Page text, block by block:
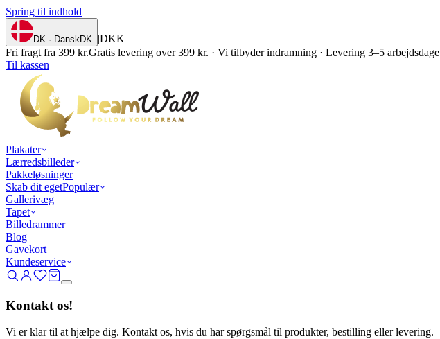
Spring til indhold
DK · DanskDK |DKK
Fri fragt fra 399 kr.Gratis levering over 399 kr. · Vi tilbyder indramning · Levering 3–5 arbejdsdage
Til kassen
Plakater
Lærredsbilleder
Pakkeløsninger
Skab dit egetPopulær
Gallerivæg
Tapet
Billedrammer
Blog
Gavekort
Kundeservice
Kontakt os!
Vi er klar til at hjælpe dig. Kontakt os, hvis du har spørgsmål til produkter, bestilling eller levering.